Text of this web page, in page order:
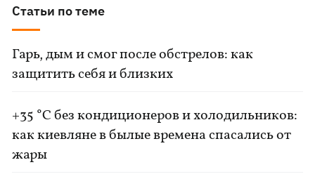
Статьи по теме
Гарь, дым и смог после обстрелов: как
защитить себя и близких
+35 °C без кондиционеров и холодильников:
как киевляне в былые времена спасались от
жары